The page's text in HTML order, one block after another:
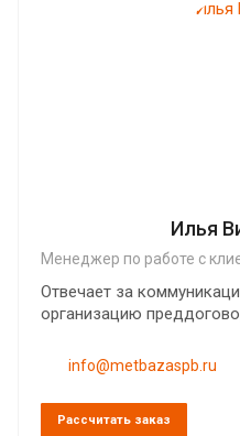
Илья
Менеджер по работе с
Отвечает за
организацию
info@metbazaspb.ru
Рассчитать заказ